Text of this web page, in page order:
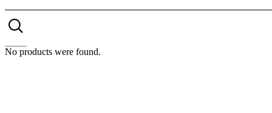
No products were found.